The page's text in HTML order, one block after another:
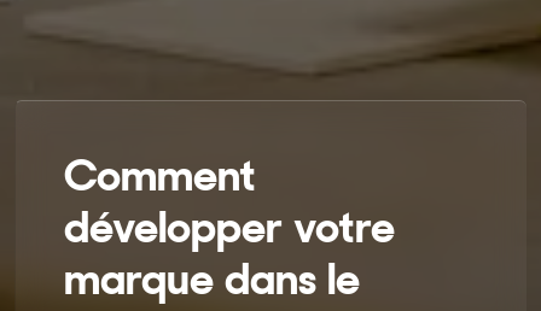
Comment
développer votre
marque dans le